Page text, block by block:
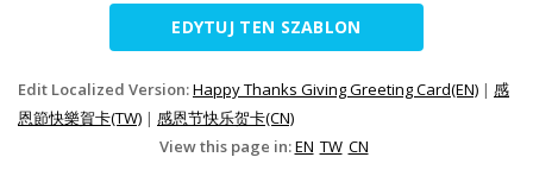
EDYTUJ TEN SZABLON
Edit Localized Version:Happy Thanks Giving Greeting Card(EN) | 感
恩節快樂賀卡(TW) | 感恩节快乐贺卡(CN)
View this page in:EN TW CN